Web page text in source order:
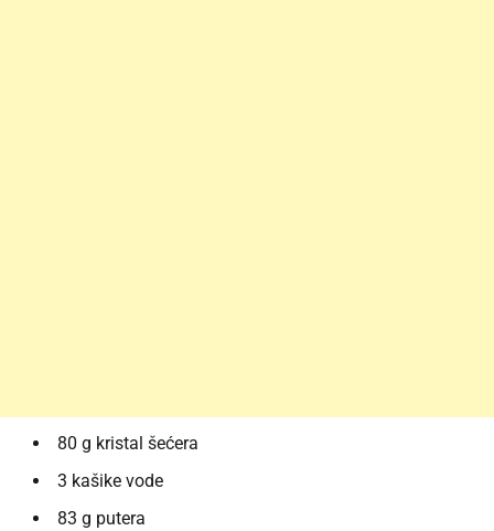
80 g kristal šećera
3 kašike vode
83 g putera